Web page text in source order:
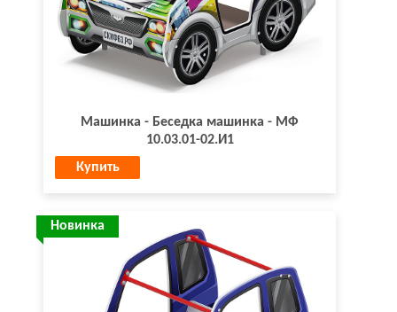
Машинка - Беседка машинка - МФ
10.03.01-02.И1
Купить
Новинка